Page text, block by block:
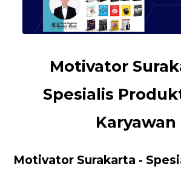
Motivator
Spesialis
Karyawan
Motivator Surakarta -